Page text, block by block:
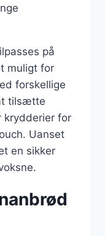
på
muligt for
forskellige
tilsætte
krydderier for
Uanset
en sikker